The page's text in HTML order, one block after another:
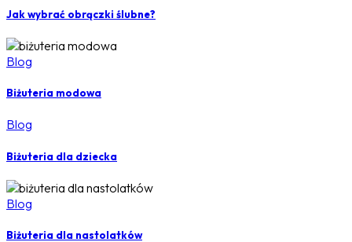
Jak wybrać obrączki ślubne?
Blog
Biżuteria modowa
Blog
Biżuteria dla dziecka
Blog
Biżuteria dla nastolatków